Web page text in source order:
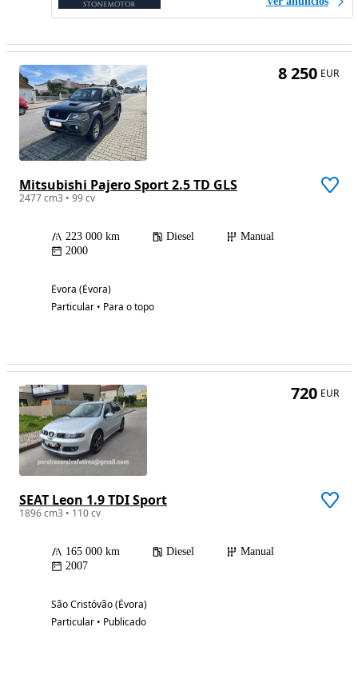
Mitsubishi Pajero Sport 2.5 TD GLS
2477 cm3 • 99 cv
223 000 km Diesel
Manual
2000
Évora (Évora)
Particular • Para o topo
8 250 EUR
SEAT Leon 1.9 TDI Sport
1896 cm3 • 110 cv
165 000 km Diesel
Manual
2007
São Cristóvão (Évora)
Particular • Publicado
720 EUR